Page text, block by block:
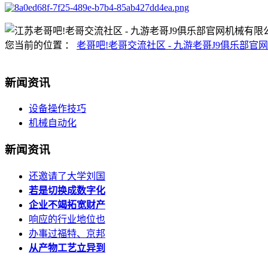
您当前的位置 ： 老哥吧!老哥交流社区 - 九游老哥J9俱乐部官网
新闻资讯
设备操作技巧
机械自动化
新闻资讯
还邀请了大学刘国
若是切换成数字化
企业不竭拓宽财产
响应的行业地位也
办事过福特、京邦
从产物工艺立异到